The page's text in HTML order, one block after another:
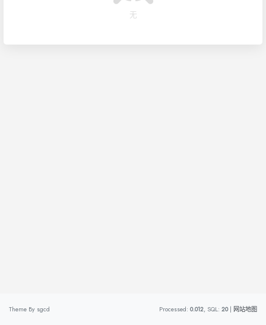
无
Theme By sgcd Processed: 0.012, SQL: 20| 网站地图